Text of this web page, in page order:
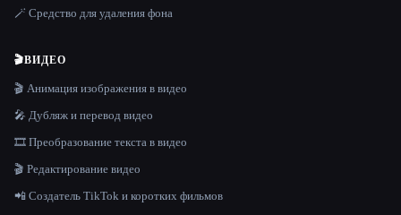
🪄 Средство для удаления фона
🎬ВИДЕО
🎬 Анимация изображения в видео
🎤 Дубляж и перевод видео
🎞️ Преобразование текста в видео
🎬 Редактирование видео
📲 Создатель TikTok и коротких фильмов